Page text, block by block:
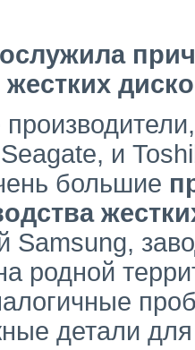
и
большие
Samsung,
родной
детали